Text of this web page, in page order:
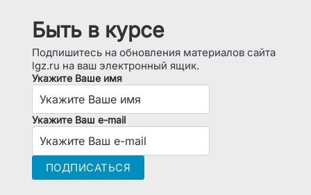
Быть в курсе
Подпишитесь на обновления материалов сайта
lgz.ru на ваш электронный ящик.
Укажите Ваше имя
Укажите Ваш e-mail